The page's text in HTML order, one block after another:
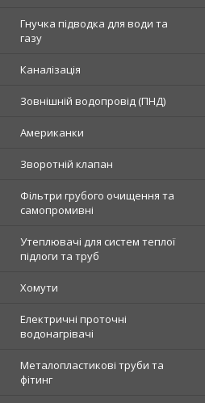
Гнучка підводка для води та
газу
Каналізація
Зовнішній водопровід (ПНД)
Американки
Зворотній клапан
Фільтри грубого очищення та
самопромивні
Утеплювачі для систем теплої
підлоги та труб
Хомути
Електричні проточні
водонагрівачі
Металопластикові труби та
фітинг